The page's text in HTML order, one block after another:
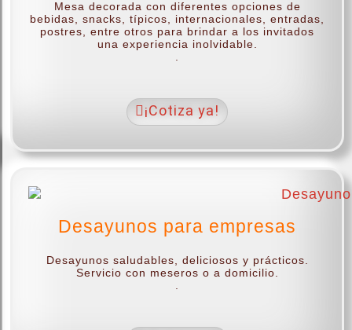
Mesa decorada con diferentes opciones de
bebidas, snacks, típicos, internacionales, entradas,
postres, entre otros para brindar a los invitados
una experiencia inolvidable.
.
¡Cotiza ya!
Desayunos para empresas
Desayunos saludables, deliciosos y prácticos.
Servicio con meseros o a domicilio.
.